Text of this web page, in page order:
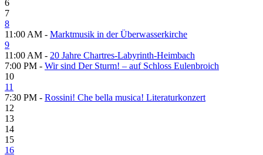
6
7
8
11:00 AM - Marktmusik in der Überwasserkirche
9
11:00 AM - 20 Jahre Chartres-Labyrinth-Heimbach
7:00 PM - Wir sind Der Sturm! – auf Schloss Eulenbroich
10
11
7:30 PM - Rossini! Che bella musica! Literaturkonzert
12
13
14
15
16